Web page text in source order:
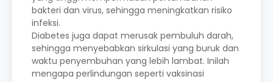
bakteri dan virus, sehingga meningkatkan risiko
infeksi.
Diabetes juga dapat merusak pembuluh darah,
sehingga menyebabkan sirkulasi yang buruk dan
waktu penyembuhan yang lebih lambat. Inilah
mengapa perlindungan seperti vaksinasi